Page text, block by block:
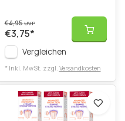
€4,95UVP
€3,75*
Vergleichen
* Inkl. MwSt. zzgl. Versandkosten